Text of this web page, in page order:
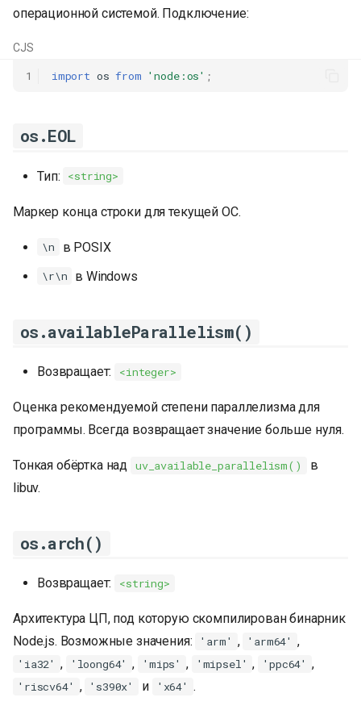
ц
и
к
операционной системой. Подключение:
CJS
1 import os from 'node:os' ;
os.EOL
Тип: <string>
Маркер конца строки для текущей ОС.
\n в POSIX
\r\n в Windows
os.availableParallelism()
Возвращает: <integer>
Оценка рекомендуемой степени параллелизма для
программы. Всегда возвращает значение больше нуля.
Тонкая обёртка над uv_available_parallelism()
в
libuv.
os.arch()
Возвращает: <string>
Архитектура ЦП, под которую скомпилирован бинарник
Node.js. Возможные значения:
'arm' , 'arm64' ,
'ia32' , 'loong64' , 'mips' , 'mipsel' , 'ppc64' ,
'riscv64' , 's390x' и 'x64' .